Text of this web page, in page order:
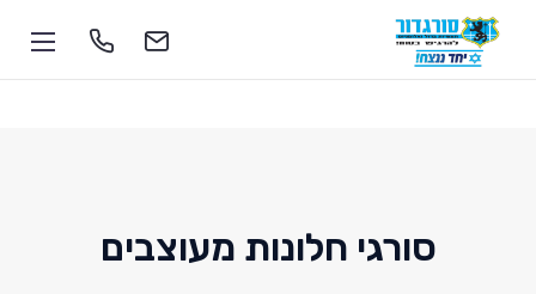
סורגי חלונות מעוצבים